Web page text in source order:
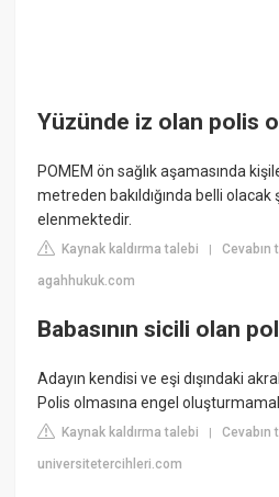
Yüzünde iz olan polis
POMEM ön sağlık aşamasında
metreden bakıldığında belli olacak
elenmektedir.
Kaynak kaldırma talebi |Cevabın
agahhukuk.com
Babasının sicili olan
Adayın kendisi ve eşi dışındaki
Polis olmasına engel
Kaynak kaldırma talebi |Cevabın
universitetercihleri.com